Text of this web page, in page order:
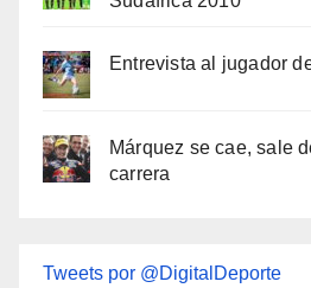
Entrevista al jugador
Márquez se cae, sale
carrera
Tweets por @DigitalDeporte